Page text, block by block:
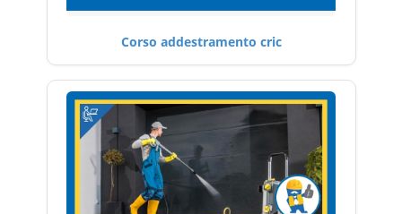
Corso addestramento cric